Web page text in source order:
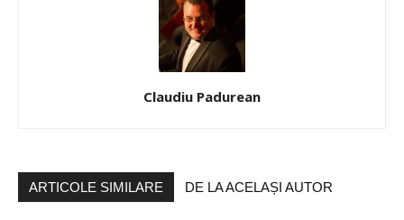
Claudiu Padurean
ARTICOLE SIMILARE DE LA ACELAȘI AUTOR